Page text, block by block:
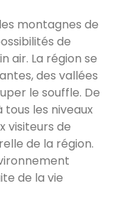
montagnes de
de
air. La région se
des vallées
le souffle. De
les niveaux
visiteurs de
de la région.
de la vie